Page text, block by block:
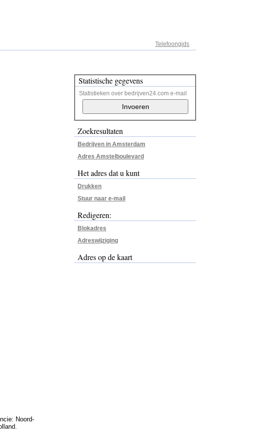
Telefoongids
Noord-
Statistische gegevens
Statistieken over bedrijven24.com e-mail
Zoekresultaten
Bedrijven in Amsterdam
Adres Amstelboulevard
Het adres dat u kunt
Drukken
Stuur naar e-mail
Redigeren:
Blokadres
Adreswijziging
Adres op de kaart